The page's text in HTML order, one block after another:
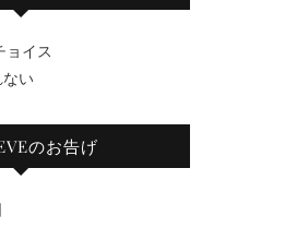
ョイス
ない
のお告げ